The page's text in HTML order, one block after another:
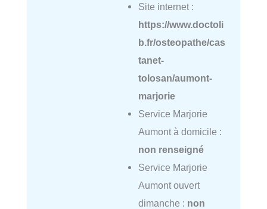
Site internet :
https://www.doctoli
b.fr/osteopathe/cas
tanet-
tolosan/aumont-
marjorie
Service Marjorie
Aumont à domicile :
non renseigné
Service Marjorie
Aumont ouvert
dimanche : non